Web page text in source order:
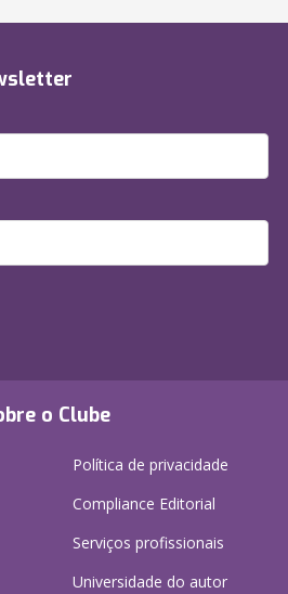
o Clube
Política de privacidade
Compliance Editorial
Serviços profissionais
Universidade do autor